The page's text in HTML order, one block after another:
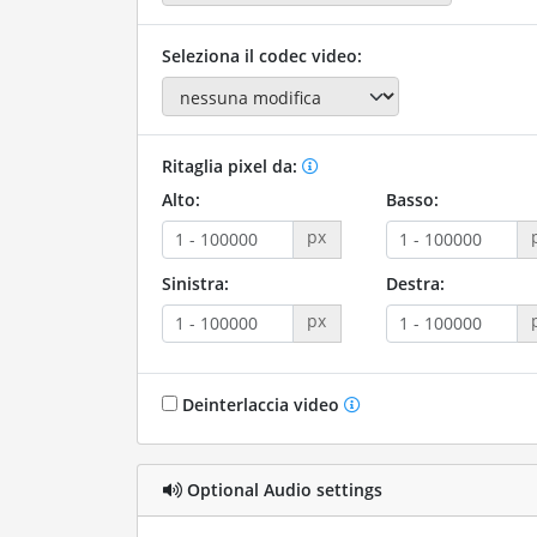
Seleziona il codec video:
Ritaglia pixel da:
Alto:
px
Basso:
Sinistra:
px
Destra:
Deinterlaccia video
Optional Audio settings